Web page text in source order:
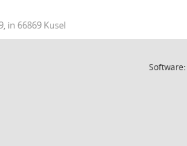
in 66869 Kusel
Software: